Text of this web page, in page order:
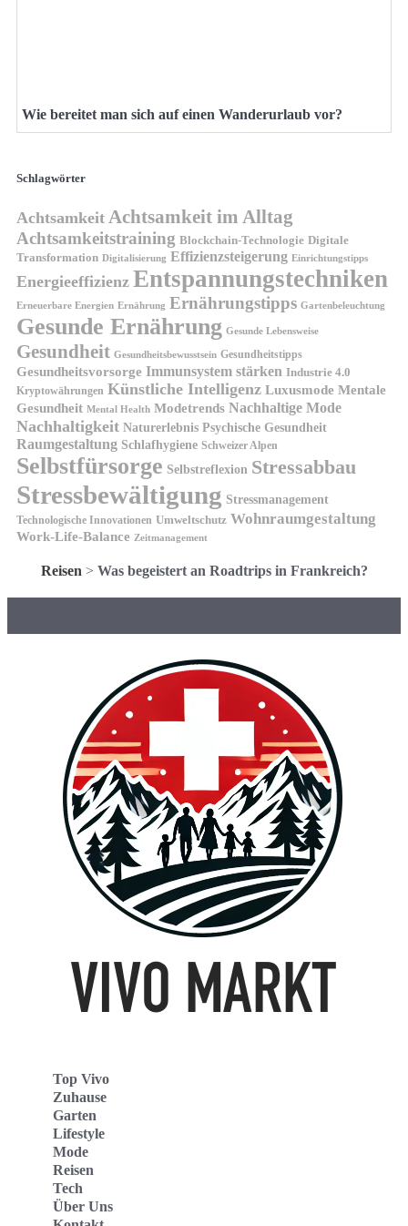
Wie bereitet man sich auf einen Wanderurlaub vor?
Schlagwörter
Achtsamkeit Achtsamkeit im Alltag
Achtsamkeitstraining Blockchain-Technologie Digitale
Transformation Digitalisierung Effizienzsteigerung Einrichtungstipps
Energieeffizienz Entspannungstechniken
Erneuerbare Energien Ernährung Ernährungstipps Gartenbeleuchtung
Gesunde Ernährung Gesunde Lebensweise
Gesundheit Gesundheitsbewusstsein Gesundheitstipps
Gesundheitsvorsorge Immunsystem stärken Industrie 4.0
Kryptowährungen Künstliche Intelligenz Luxusmode Mentale
Gesundheit Mental Health Modetrends Nachhaltige Mode
Nachhaltigkeit Naturerlebnis Psychische Gesundheit
Raumgestaltung Schlafhygiene Schweizer Alpen
Selbstfürsorge Selbstreflexion Stressabbau
Stressbewältigung Stressmanagement
Technologische Innovationen Umweltschutz Wohnraumgestaltung
Work-Life-Balance Zeitmanagement
Reisen > Was begeistert an Roadtrips in Frankreich?
Top Vivo
Zuhause
Garten
Lifestyle
Mode
Reisen
Tech
Über Uns